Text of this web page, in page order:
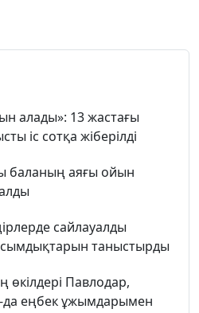
алады»: 13 жастағы
іс сотқа жіберілді
баланың аяғы ойын
сайлауалды
таныстырды
өкілдері Павлодар,
еңбек ұжымдарымен